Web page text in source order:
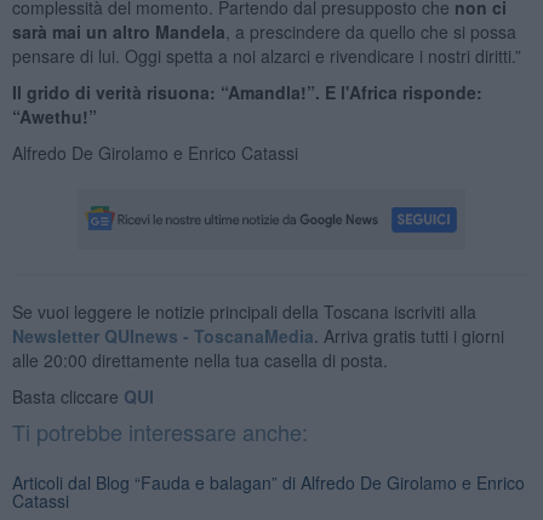
complessità del momento. Partendo dal presupposto che non ci
sarà mai un altro Mandela , a prescindere da quello che si possa
pensare di lui. Oggi spetta a noi alzarci e rivendicare i nostri diritti.”
Il grido di verità risuona: “Amandla!”. E l'Africa risponde:
“Awethu!”
Alfredo De Girolamo e Enrico Catassi
Se vuoi leggere le notizie principali della Toscana iscriviti alla
Newsletter QUInews - ToscanaMedia. Arriva gratis tutti i giorni
alle 20:00 direttamente nella tua casella di posta.
Basta cliccare QUI
Ti potrebbe interessare anche:
Articoli dal Blog “Fauda e balagan” di Alfredo De Girolamo e Enrico
Catassi